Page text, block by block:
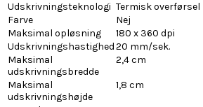
Udskrivningsteknologi Termisk overførsel
Farve
Nej
Maksimal opløsning
180 x 360 dpi
Udskrivningshastighed20 mm/sek.
Maksimal
udskrivningsbredde
2,4 cm
Maksimal
udskrivningshøjde
1,8 cm